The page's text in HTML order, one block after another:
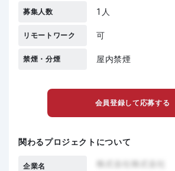
募集人数 1人
リモートワーク 可
禁煙・分煙 屋内禁煙
会員登録して応募する
関わるプロジェクトについて
企業名